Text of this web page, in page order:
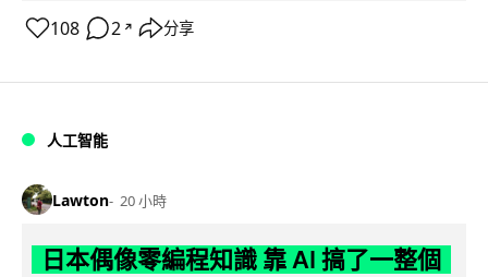
108 2 ↗ 分享
人工智能
Lawton 20 小時
日本偶像零編程知識 靠 AI 搞了一整個